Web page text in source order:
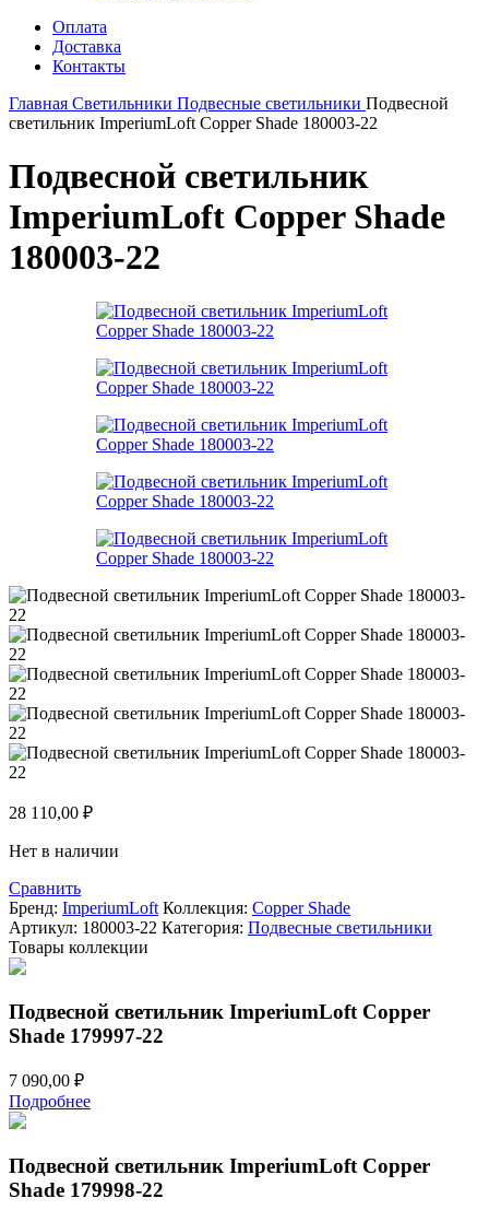
Оплата
Доставка
Контакты
Главная Светильники Подвесные светильники Подвесной
светильник ImperiumLoft Copper Shade 180003-22
Подвесной светильник
ImperiumLoft Copper Shade
180003-22
28 110,00 ₽
Нет в наличии
Сравнить
Бренд: ImperiumLoft Коллекция: Copper Shade
Артикул: 180003-22 Категория: Подвесные светильники
Товары коллекции
Подвесной светильник ImperiumLoft Copper
Shade 179997-22
7 090,00 ₽
Подробнее
Подвесной светильник ImperiumLoft Copper
Shade 179998-22